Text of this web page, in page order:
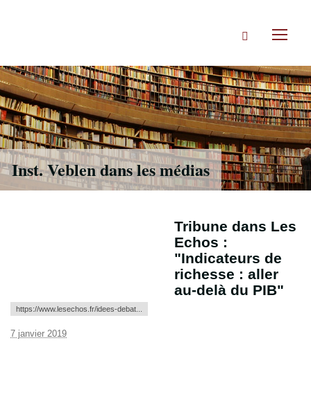
Rechercher
Inst. Veblen dans les médias
Tribune dans Les
Echos :
"Indicateurs de
richesse : aller
au-delà du PIB"
https://www.lesechos.fr/idees-debat...
7 janvier 2019